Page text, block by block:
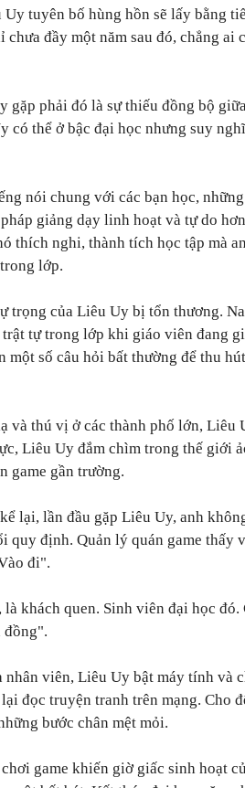
tuyên bố hùng hồn sẽ lấy bằng
chưa đầy một năm sau đó, chẳng ai
gặp phải đó là sự thiếu đồng bộ
có thể ở bậc đại học nhưng suy
nói chung với các bạn học,
giảng dạy linh hoạt và tự do
thích nghi, thành tích học tập mà
lớp.
trọng của Liêu Uy bị tổn thương.
tự trong lớp khi giáo viên đang
số câu hỏi bất thường để thu
và thú vị ở các thành phố lớn, Liêu
Liêu Uy đắm chìm trong thế giới
game gần trường.
lại, lần đầu gặp Liêu Uy, anh
quy định. Quản lý quán game thấy
đi".
khách quen. Sinh viên đại học đó.
đồng".
viên, Liêu Uy bật máy tính và
đọc truyện tranh trên mạng. Cho
bước chân mệt mỏi.
game khiến giờ giấc sinh hoạt